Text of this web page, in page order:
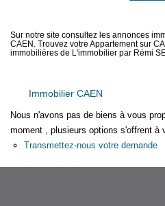
Rayon
Sur notre site consultez les annonces
CAEN. Trouvez votre Appartement sur
immobilières de L'immobilier par Rémi
Immobilier CAEN
Nous n'avons pas de biens à vous
moment , plusieurs options s'offrent à
Transmettez-nous votre demande